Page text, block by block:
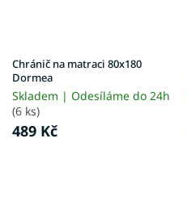
Chránič na matraci 80x180
Dormea
Skladem | Odesíláme do 24h
(6 ks)
489 Kč